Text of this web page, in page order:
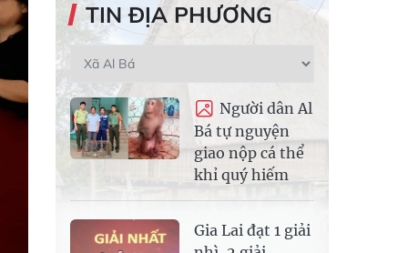
TIN ĐỊA PHƯƠNG
Người dân Al
Bá tự nguyện
giao nộp cá thể
khỉ quý hiếm
Gia Lai đạt 1 giải